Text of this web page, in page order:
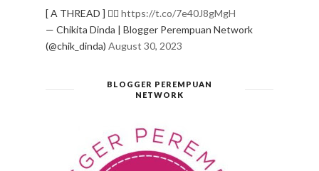
[ A THREAD ] ✍🏻 https://t.co/7e40J8gMgH
— Chikita Dinda | Blogger Perempuan Network
(@chik_dinda) August 30, 2023
BLOGGER PEREMPUAN
NETWORK